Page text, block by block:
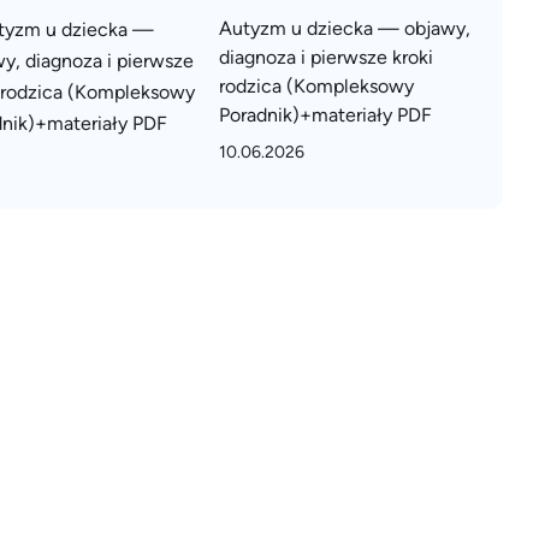
Autyzm u dziecka — objawy,
diagnoza i pierwsze kroki
rodzica (Kompleksowy
Poradnik)+materiały PDF
10.06.2026